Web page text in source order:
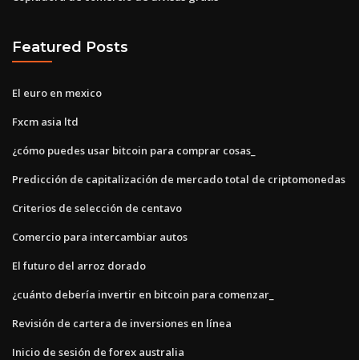
Featured Posts
El euro en mexico
Fxcm asia ltd
¿cómo puedes usar bitcoin para comprar cosas_
Predicción de capitalización de mercado total de criptomonedas
Criterios de selección de centavo
Comercio para intercambiar autos
El futuro del arroz dorado
¿cuánto debería invertir en bitcoin para comenzar_
Revisión de cartera de inversiones en línea
Inicio de sesión de forex australia